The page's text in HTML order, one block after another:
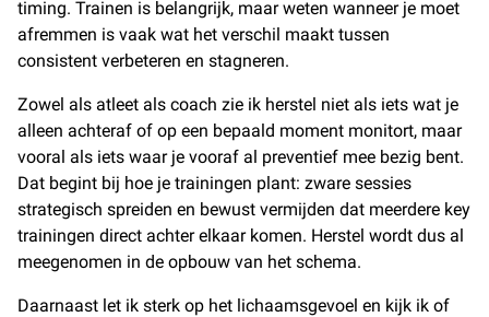
timing. Trainen is belangrijk, maar weten wanneer je moet
afremmen is vaak wat het verschil maakt tussen
consistent verbeteren en stagneren.
Zowel als atleet als coach zie ik herstel niet als iets wat je
alleen achteraf of op een bepaald moment monitort, maar
vooral als iets waar je vooraf al preventief mee bezig bent.
Dat begint bij hoe je trainingen plant: zware sessies
strategisch spreiden en bewust vermijden dat meerdere key
trainingen direct achter elkaar komen. Herstel wordt dus al
meegenomen in de opbouw van het schema.
Daarnaast let ik sterk op het lichaamsgevoel en kijk ik of